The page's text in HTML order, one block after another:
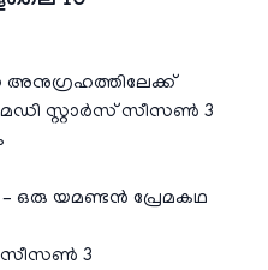
അനുഗ്രഹത്തിലേക്ക്
സ്റ്റാര്‍സ് സീസൺ 3
– ഒരു യമണ്ടന്‍ പ്രേമകഥ
സീസൺ 3